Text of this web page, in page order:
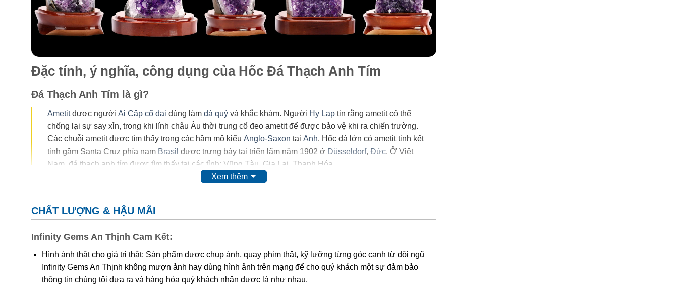
Đặc tính, ý nghĩa, công dụng của Hốc Đá Thạch Anh Tím
Đá Thạch Anh Tím là gì?
Ametitđược người Ai Cập cổ đại dùng làm đá quý và khắc khảm. Người Hy Lạp tin rằng ametit có thể
chống lại sự say xỉn, trong khi lính châu Âu thời trung cổ đeo ametit để được bảo vệ khi ra chiến trường.
Các chuỗi ametit được tìm thấy trong các hầm mộ kiểu Anglo-Saxon tại Anh. Hốc đá lớn có ametit tinh kết
tinh gầm Santa Cruz phía nam Brasil được trưng bày tại triển lãm năm 1902 ở Düsseldorf, Đức. Ở Việt
Nam, đá thạch anh tím được tìm thấy tại các tỉnh: Vũng Tàu, Gia Lai, Thanh Hóa.
cơ.Thyocyanat sắt IIIđược cho là có mặt trong ametit và
Các công trình gần đây cho thấy màu của ametit là do có lẫn tạp chất
tương tác phức tạp của sắt vànhôm sẽ tạo nên màu.
Khi nung nóng ametit thường chuyển thành màu vàng , và hầu hết , cairngorm của ngành kim hoàn đá quý
được coi đơn giản chỉ là “ametit được gia nhiệt”. Thạch anh ametit có xu hướng bị mất màu khi bị lộ ra mặt đất.
Xem thêm
CHẤT LƯỢNG & HẬU MÃI
Infinity Gems An Thịnh Cam Kết:
Hình ảnh thật cho giá trị thật: Sản phẩm được chụp ảnh, quay phim thật, kỹ lưỡng từng góc cạnh từ đội ngũ
Infinity Gems An Thịnh không mượn ảnh hay dùng hình ảnh trên mạng để cho quý khách một sự đảm bảo
thông tin chúng tôi đưa ra và hàng hóa quý khách nhận được là như nhau.